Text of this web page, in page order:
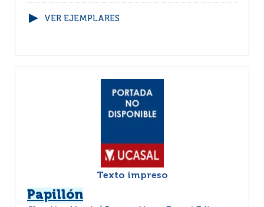
VER EJEMPLARES
Texto impreso
Papillón